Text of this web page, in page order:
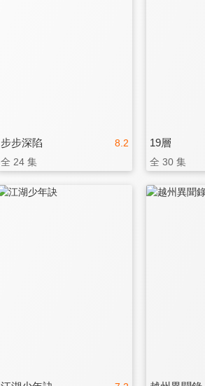
8.2
步步深陷
全 24 集
19層
全 30 集